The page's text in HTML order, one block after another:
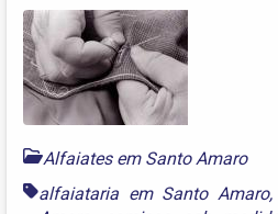
Alfaiates em Santo Amaro
alfaiataria em Santo Amaro,